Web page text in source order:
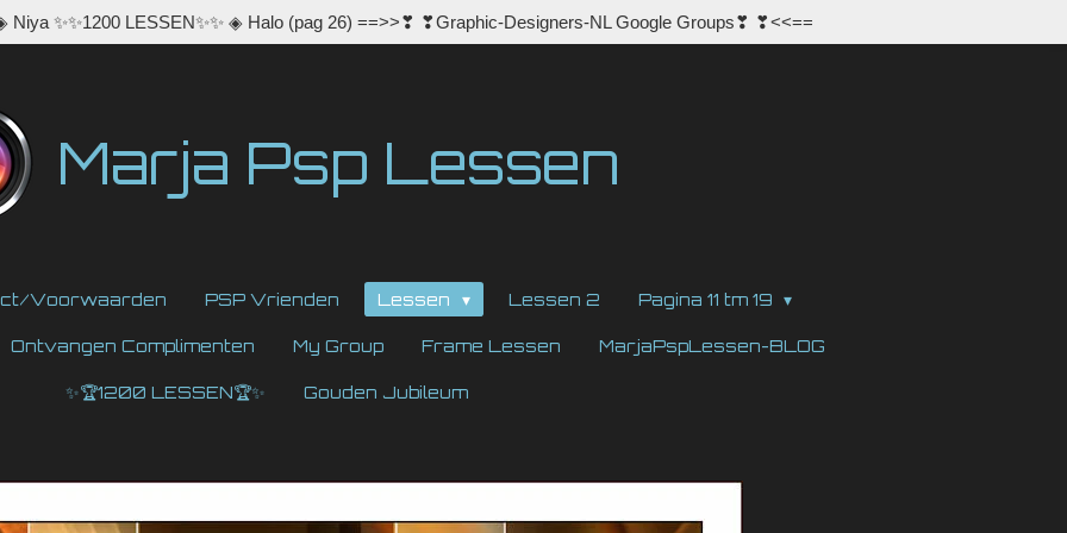
✨✨1200 LESSEN✨✨ ◈ Halo (pag 26) ==>>❣ ❣Graphic-Designers-NL Google Groups❣ ❣<<==
Marja Psp Lessen
Voorwaarden PSP Vrienden Lessen Lessen 2 Pagina 11 tm 19
Ontvangen Complimenten My Group Frame Lessen MarjaPspLessen-BLOG
✨🏆1200 LESSEN🏆✨ Gouden Jubileum